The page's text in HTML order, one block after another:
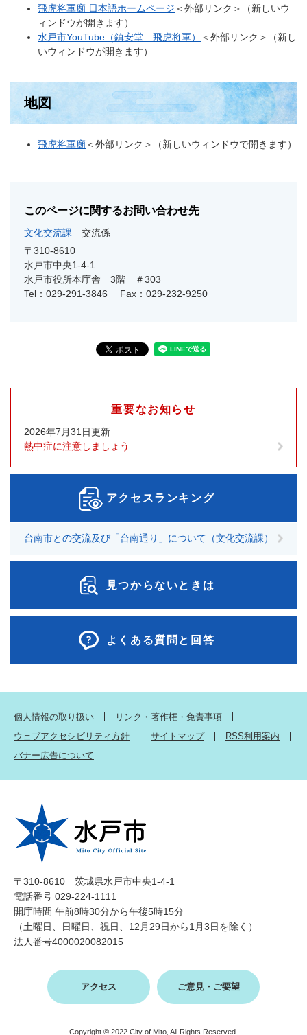
飛虎将軍廟 日本語ホームページ ＜外部リンク＞
（新しいウ
ィンドウが開きます）
水戸市YouTube（鎮安堂 飛虎将軍）
＜外部リンク＞
（新し
いウィンドウが開きます）
地図
飛虎将軍廟 ＜外部リンク＞ （新しいウィンドウで開きます）
このページに関するお問い合わせ先
文化交流課
交流係
〒310-8610
水戸市中央1-4-1
水戸市役所本庁舎 3階 ＃303
Tel：029-291-3846
Fax：029-232-9250
重要なお知らせ
2026年7月31日更新
熱中症に注意しましょう
アクセスランキング
台南市との交流及び「台南通り」について（文化交流課）
見つからないときは
よくある質問と回答
個人情報の取り扱い
リンク・著作権・免責事項
ウェブアクセシビリティ方針
サイトマップ
RSS利用案内
バナー広告について
〒310-8610 茨城県水戸市中央1-4-1
電話番号 029-224-1111
開庁時間 午前8時30分から午後5時15分
（土曜日、日曜日、祝日、12月29日から1月3日を除く）
法人番号4000020082015
アクセス ご意見・ご要望
Copyright © 2022 City of Mito, All Rights Reserved.